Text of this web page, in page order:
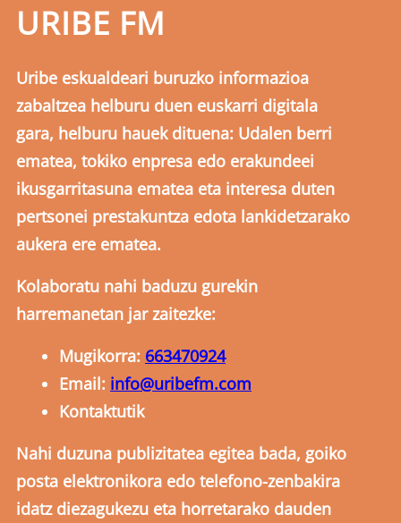
URIBE FM
Uribe eskualdeari buruzko informazioa
zabaltzea helburu duen euskarri digitala
gara, helburu hauek dituena: Udalen berri
ematea, tokiko enpresa edo erakundeei
ikusgarritasuna ematea eta interesa duten
pertsonei prestakuntza edota lankidetzarako
aukera ere ematea.
Kolaboratu nahi baduzu gurekin
harremanetan jar zaitezke:
Mugikorra: 663470924
Email: info@uribefm.com
Kontaktutik
Nahi duzuna publizitatea egitea bada, goiko
posta elektronikora edo telefono-zenbakira
idatz diezagukezu eta horretarako dauden